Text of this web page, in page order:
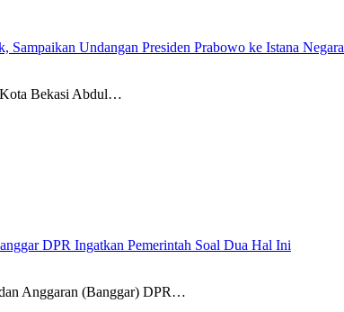
Undangan Presiden Prabowo ke Istana Negara
Bekasi Abdul…
DPR Ingatkan Pemerintah Soal Dua Hal Ini
Anggaran (Banggar) DPR…